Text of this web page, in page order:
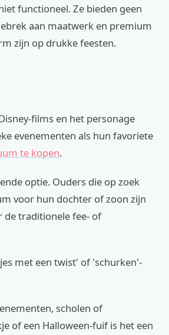
functioneel. Ze bieden geen
aan maatwerk en premium
zijn op drukke feesten.
films en het personage
evenementen als hun favoriete
te kopen.
optie. Ouders die op zoek
voor hun dochter of zoon zijn
de traditionele fee- of
met een twist' of 'schurken'-
scholen of
of een Halloween-fuif is het een